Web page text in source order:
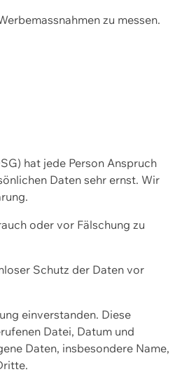
zu messen.
hat jede Person Anspruch
Daten sehr ernst. Wir
oder vor Fälschung zu
Schutz der Daten vor
einverstanden. Diese
Datei, Datum und
Daten, insbesondere Name,